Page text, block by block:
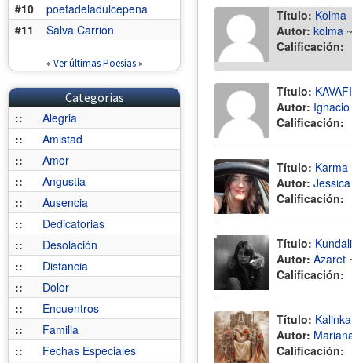
#10
poetadeladulcepena
#11
Salva Carrion
« Ver últimas Poesias»
Categorías
::
Alegria
::
Amistad
::
Amor
::
Angustia
::
Ausencia
::
Dedicatorias
::
Desolación
::
Distancia
::
Dolor
::
Encuentros
::
Familia
::
Fechas Especiales
Título: Kolma
Autor: kolma
Calificación:
Título:
Autor: Ignacio
Calificación:
Título: Karma
Autor:
Calificación:
Título:
Autor: Azaret
Calificación:
Título:
Autor:
Calificación: